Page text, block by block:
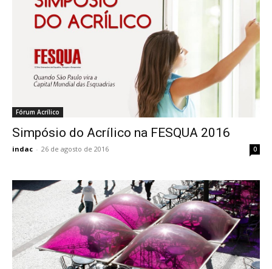
Fórum Acrílico
Simpósio do Acrílico na FESQUA 2016
indac - 26 de agosto de 2016 0